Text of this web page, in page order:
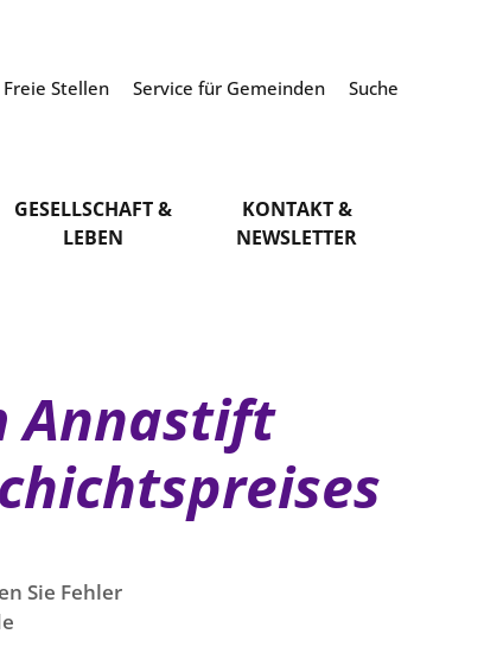
Freie Stellen Service für Gemeinden Suche
GESELLSCHAFT &
LEBEN
KONTAKT &
NEWSLETTER
Annastift
Sie Fehler